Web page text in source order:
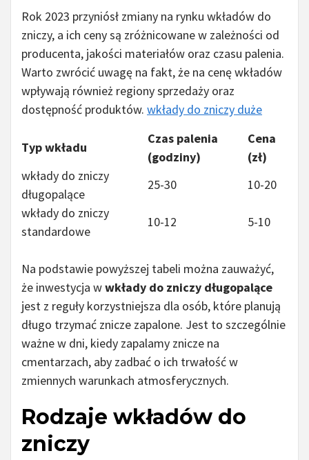
Rok 2023 przyniósł zmiany na rynku wkładów do
zniczy, a ich ceny są zróżnicowane w zależności od
producenta, jakości materiałów oraz czasu palenia.
Warto zwrócić uwagę na fakt, że na cenę wkładów
wpływają również regiony sprzedaży oraz
dostępność produktów. wkłady do zniczy duże
Typ wkładu
Czas palenia
(godziny)
Cena
(zł)
wkłady do zniczy
długopalące
25-30
10-20
wkłady do zniczy
standardowe
10-12 5-10
Na podstawie powyższej tabeli można zauważyć,
że inwestycja wwkłady do zniczy długopalące
jest z reguły korzystniejsza dla osób, które planują
długo trzymać znicze zapalone. Jest to szczególnie
ważne w dni, kiedy zapalamy znicze na
cmentarzach, aby zadbać o ich trwałość w
zmiennych warunkach atmosferycznych.
Rodzaje wkładów do
zniczy